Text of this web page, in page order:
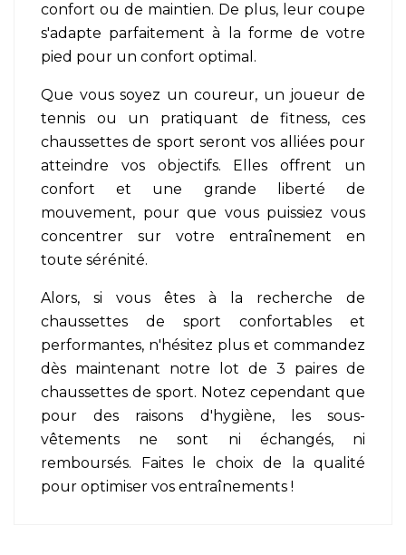
confort ou de maintien. De plus, leur coupe
s'adapte parfaitement à la forme de votre
pied pour un confort optimal.
Que vous soyez un coureur, un joueur de
tennis ou un pratiquant de fitness, ces
chaussettes de sport seront vos alliées pour
atteindre vos objectifs. Elles offrent un
confort et une grande liberté de
mouvement, pour que vous puissiez vous
concentrer sur votre entraînement en
toute sérénité.
Alors, si vous êtes à la recherche de
chaussettes de sport confortables et
performantes, n'hésitez plus et commandez
dès maintenant notre lot de 3 paires de
chaussettes de sport. Notez cependant que
pour des raisons d'hygiène, les sous-
vêtements ne sont ni échangés, ni
remboursés. Faites le choix de la qualité
pour optimiser vos entraînements !